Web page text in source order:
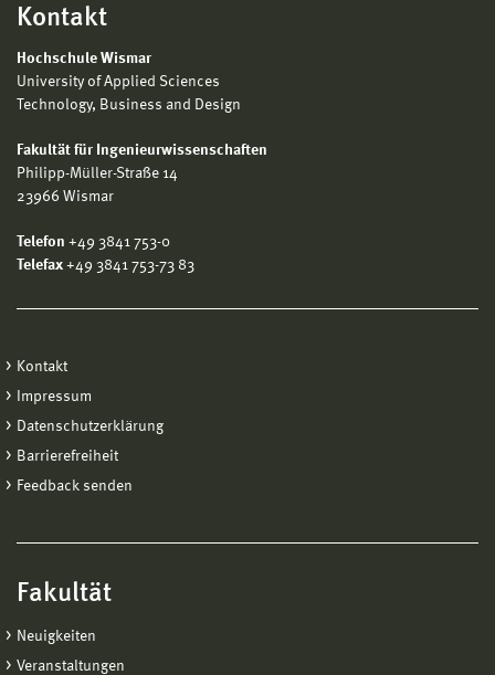
Kontakt
Hochschule Wismar
University of Applied Sciences
Technology, Business and Design
Fakultät für Ingenieurwissenschaften
Philipp-Müller-Straße 14
23966 Wismar
Telefon +49 3841 753-0
Telefax +49 3841 753-73 83
Kontakt
Impressum
Datenschutzerklärung
Barrierefreiheit
Feedback senden
Fakultät
Neuigkeiten
Veranstaltungen